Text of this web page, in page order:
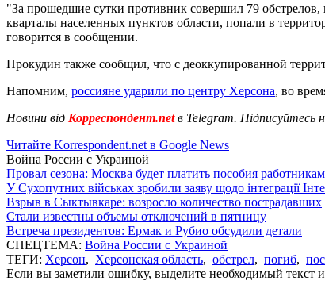
"За прошедшие сутки противник совершил 79
кварталы населенных пунктов области, попали в
говорится в сообщении.
Прокудин также сообщил, что с деоккупированной
Напомним, россияне ударили по центру Херсона, во
Новини від Корреспондент.netв Telegram. Підписуйтесь
Читайте Korrespondent.net в Google News
Война России с Украиной
Провал сезона: Москва будет платить пособия
У Сухопутних військах зробили заяву щодо інтеграції
Взрыв в Сыктывкаре: возросло количество пострадавших
Стали известны объемы отключений в пятницу
Встреча президентов: Ермак и Рубио обсудили детали
СПЕЦТЕМА: Война России с Украиной
ТЕГИ: Херсон, Херсонская область, обстрел, погиб,
Если вы заметили ошибку, выделите необходимый текст